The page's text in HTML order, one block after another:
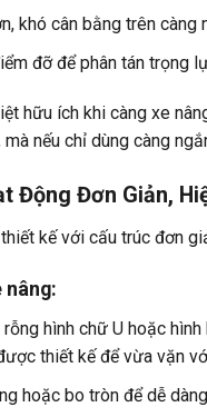
khó cân bằng trên càng
đỡ để phân tán trọng
hữu ích khi càng xe
nếu chỉ dùng càng
Động Đơn Giản,
kế với cấu trúc đơn
nâng:
rỗng hình chữ U hoặc
thiết kế để vừa vặn
hoặc bo tròn để dễ